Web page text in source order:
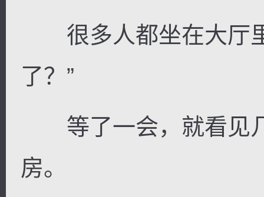
很多人都坐在大厅里
了？”
等了一会，就看见
房。